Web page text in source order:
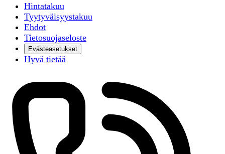
Hintatakuu
Tyytyväisyystakuu
Ehdot
Tietosuojaseloste
Evästeasetukset
Hyvä tietää